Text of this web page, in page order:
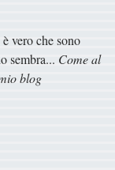
vero che sono
sembra... Come al
blog